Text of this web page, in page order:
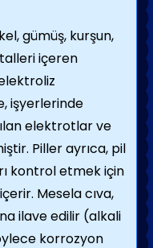
gümüş, kurşun,
içeren
işyerlerinde
elektrotlar ve
Piller ayrıca, pil
kontrol etmek için
Mesela cıva,
ilave edilir (alkali
korrozyon